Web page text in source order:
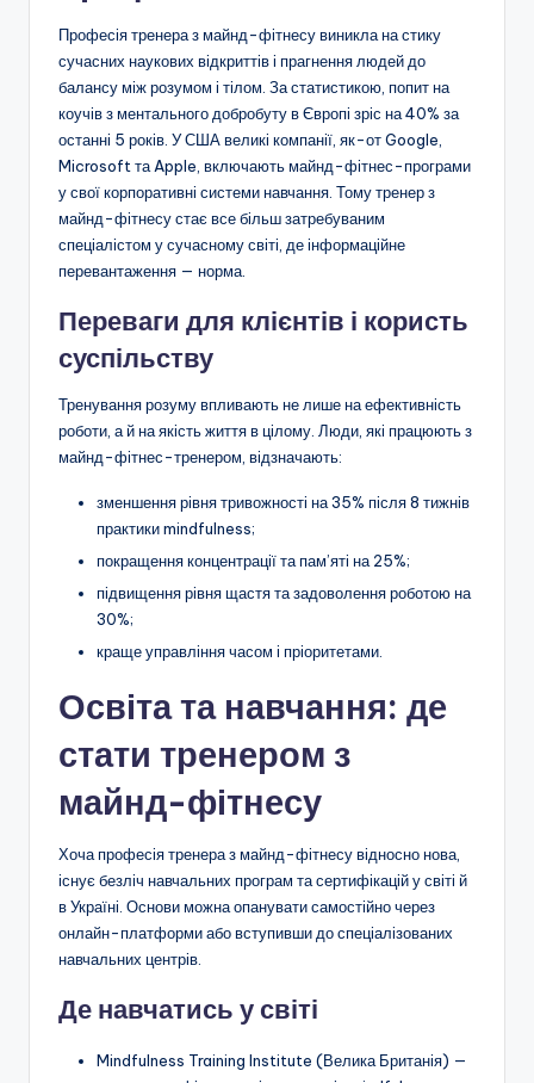
Професія тренера з майнд-фітнесу виникла на стику
сучасних наукових відкриттів і прагнення людей до
балансу між розумом і тілом. За статистикою, попит на
коучів з ментального добробуту в Європі зріс на 40% за
останні 5 років. У США великі компанії, як-от Google,
Microsoft та Apple, включають майнд-фітнес-програми
у свої корпоративні системи навчання. Тому тренер з
майнд-фітнесу стає все більш затребуваним
спеціалістом у сучасному світі, де інформаційне
перевантаження — норма.
Переваги для клієнтів і користь
суспільству
Тренування розуму впливають не лише на ефективність
роботи, а й на якість життя в цілому. Люди, які працюють з
майнд-фітнес-тренером, відзначають:
зменшення рівня тривожності на 35% після 8 тижнів
практики mindfulness;
покращення концентрації та пам’яті на 25%;
підвищення рівня щастя та задоволення роботою на
30%;
краще управління часом і пріоритетами.
Освіта та навчання: де
стати тренером з
майнд-фітнесу
Хоча професія тренера з майнд-фітнесу відносно нова,
існує безліч навчальних програм та сертифікацій у світі й
в Україні. Основи можна опанувати самостійно через
онлайн-платформи або вступивши до спеціалізованих
навчальних центрів.
Де навчатись у світі
Mindfulness Training Institute (Велика Британія) —